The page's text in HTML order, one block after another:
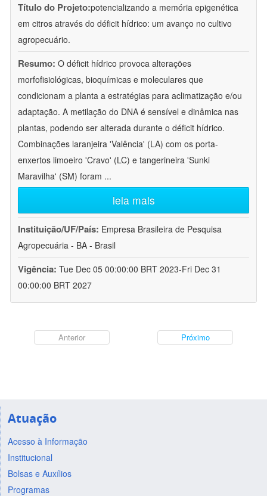
Título do Projeto:potencializando a memória epigenética
em citros através do déficit hídrico: um avanço no cultivo
agropecuário.
Resumo: O déficit hídrico provoca alterações
morfofisiológicas, bioquímicas e moleculares que
condicionam a planta a estratégias para aclimatização e/ou
adaptação. A metilação do DNA é sensível e dinâmica nas
plantas, podendo ser alterada durante o déficit hídrico.
Combinações laranjeira 'Valência' (LA) com os porta-
enxertos limoeiro 'Cravo' (LC) e tangerineira 'Sunki
Maravilha' (SM) foram ...
leia mais
Instituição/UF/País: Empresa Brasileira de Pesquisa
Agropecuária - BA - Brasil
Vigência: Tue Dec 05 00:00:00 BRT 2023-Fri Dec 31
00:00:00 BRT 2027
Anterior Próximo
Atuação
Acesso à Informação
Institucional
Bolsas e Auxílios
Programas